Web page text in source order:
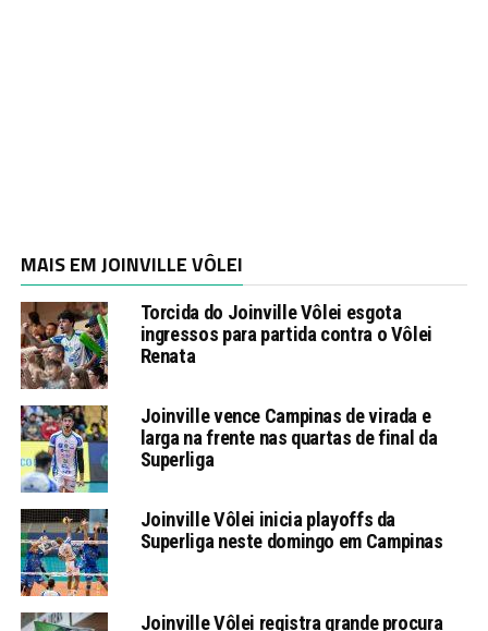
MAIS EM JOINVILLE VÔLEI
Torcida do Joinville Vôlei esgota
ingressos para partida contra o Vôlei
Renata
Joinville vence Campinas de virada e
larga na frente nas quartas de final da
Superliga
Joinville Vôlei inicia playoffs da
Superliga neste domingo em Campinas
Joinville Vôlei registra grande procura